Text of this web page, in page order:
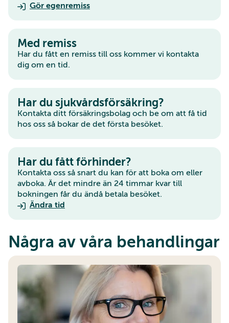
Gör egenremiss
Med remiss
Har du fått en remiss till oss kommer vi kontakta
dig om en tid.
Har du sjukvårdsförsäkring?
Kontakta ditt försäkringsbolag och be om att få tid
hos oss så bokar de det första besöket.
Har du fått förhinder?
Kontakta oss så snart du kan för att boka om eller
avboka. Är det mindre än 24 timmar kvar till
bokningen får du ändå betala besöket.
Ändra tid
Några av våra behandlingar